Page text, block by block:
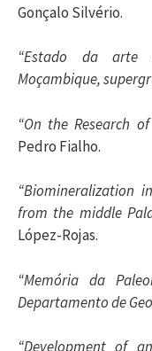
Gonçalo Silvério.
“Estado da arte
Moçambique,
“On the Research
Pedro Fialho.
“Biomineralization
from the middle
López-Rojas.
“Memória da
Departamento de
“Development of